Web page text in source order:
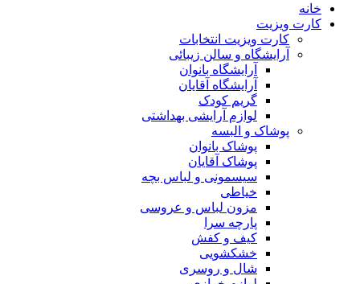
خانه
کارت ویزیت
کارت ویزیت انتخابات
آرایشگاه و سالن زیبائی
آرایشگاه بانوان
آرایشگاه آقایان
گریم کودک
لوازم آرایشی بهداشتی
پوشاک و البسه
پوشاک بانوان
پوشاک آقایان
سیسمونی و لباس بچه
خیاطی
مزون لباس و عروسی
پارچه سرا
کیف و کفش
خشکشویی
شال و روسری